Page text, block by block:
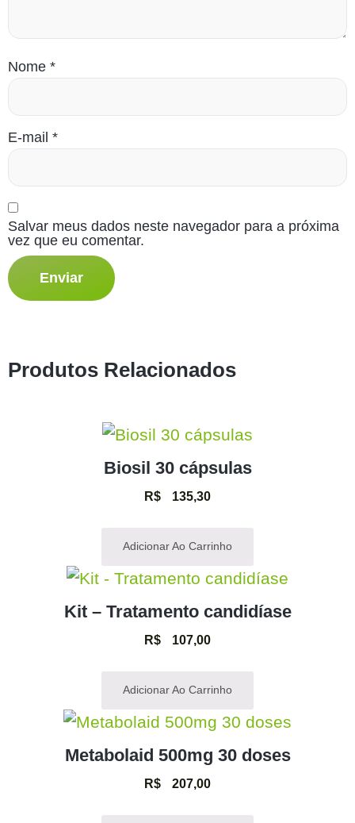
Nome *
E-mail *
Salvar meus dados neste navegador para a próxima
vez que eu comentar.
Produtos Relacionados
Biosil 30 cápsulas
R$ 135,30
Adicionar Ao Carrinho
Kit – Tratamento candidíase
R$ 107,00
Adicionar Ao Carrinho
Metabolaid 500mg 30 doses
R$ 207,00